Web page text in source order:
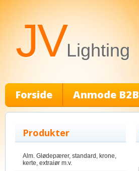
JVLighting
Forside Anmode B2B
Produkter
Alm. Glødepærer, standard, krone,
kerte, extraiør m.v.